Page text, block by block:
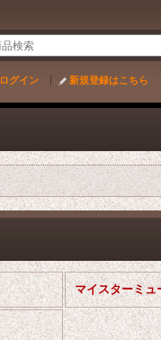
ログイン 新規登録はこちら